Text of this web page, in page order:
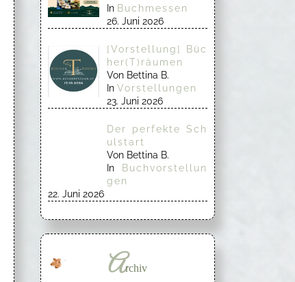
In Buchmessen
26. Juni 2026
[Vorstellung] Büc
her(T)räumen
Von Bettina B.
In Vorstellungen
23. Juni 2026
Der perfekte Sch
ulstart
Von Bettina B.
In
Buchvorstellun
gen
22. Juni 2026
Archiv